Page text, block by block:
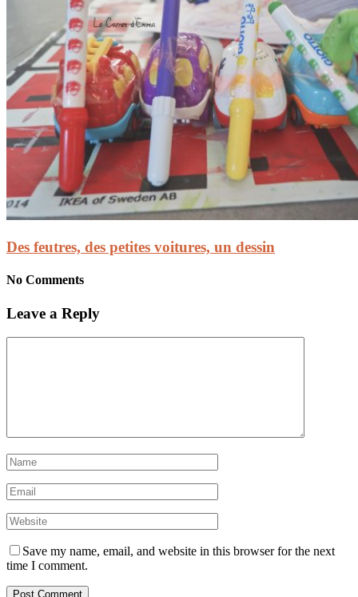
Des feutres, des petites voitures, un dessin
No Comments
Leave a Reply
Save my name, email, and website in this browser for the next
time I comment.